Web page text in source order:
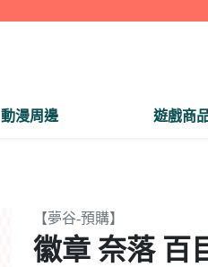
動漫周邊 遊戲商
【夢谷-預購】
徽章 奈落 百